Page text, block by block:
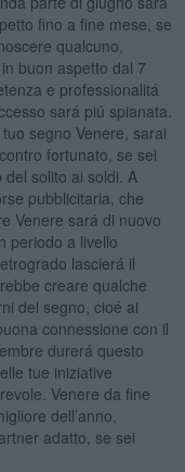
fino a fine mese, se
qualcuno,
buon aspetto dal 7
e professionalitá
sará piú spianata.
segno Venere, sarai
fortunato, se sei
solito ai soldi. A
pubblicitaria, che
Venere sará di nuovo
periodo a livello
lascierá il
creare qualche
del segno, cioé ai
connessione con il
durerá questo
tue iniziative
Venere da fine
dell’anno,
adatto, se sei